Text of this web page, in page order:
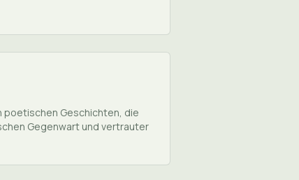
poetischen Geschichten, die
Gegenwart und vertrauter